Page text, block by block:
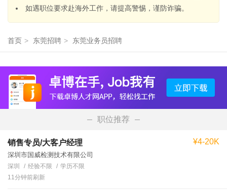
如遇职位要求赴海外工作，请提高警惕，谨防诈骗。
首页 > 东莞招聘 > 东莞业务员招聘
职位推荐
销售专员/大客户经理
深圳市国威检测技术有限公司
¥4-20K
深圳 经验不限
学历不限
11分钟前刷新